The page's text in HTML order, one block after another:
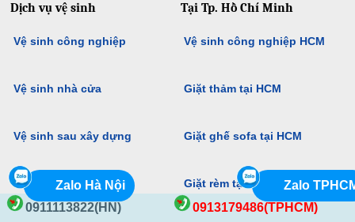
0911113822(HN) 0913179486(TPHCM)
Zalo Hà Nội Zalo
Dịch vụ vệ sinh
Vệ sinh công nghiệp
Vệ sinh nhà cửa
Vệ sinh sau xây dựng
Dọn nhà công nghiệp
Tại Tp. Hồ Chí Minh
Vệ sinh công nghiệp HCM
Giặt thảm tại HCM
Giặt ghế sofa tại HCM
Giặt rèm tại TpHCM